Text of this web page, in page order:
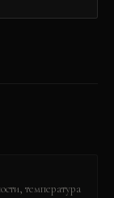
температура